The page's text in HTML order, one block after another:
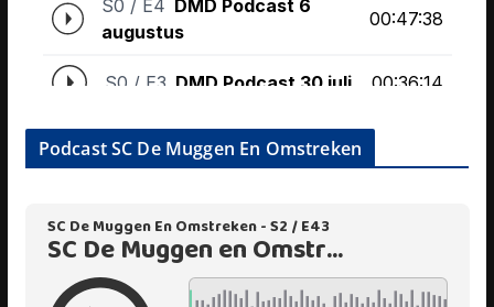
Podcast SC De Muggen En Omstreken